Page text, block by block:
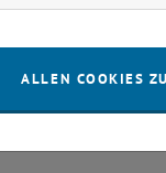
ALLEN COOKIES